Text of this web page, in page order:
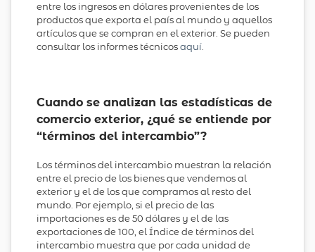
entre los ingresos en dólares provenientes de los
productos que exporta el país al mundo y aquellos
artículos que se compran en el exterior. Se pueden
consultar los informes técnicosaquí
Cuando se analizan las estadísticas de
comercio exterior, ¿qué se entiende por
“términos del intercambio”?
Los términos del intercambio muestran la relación
entre el precio de los bienes que vendemos al
exterior y el de los que compramos al resto del
mundo. Por ejemplo, si el precio de las
importaciones es de 50 dólares y el de las
exportaciones de 100, el Índice de términos del
intercambio muestra que por cada unidad de